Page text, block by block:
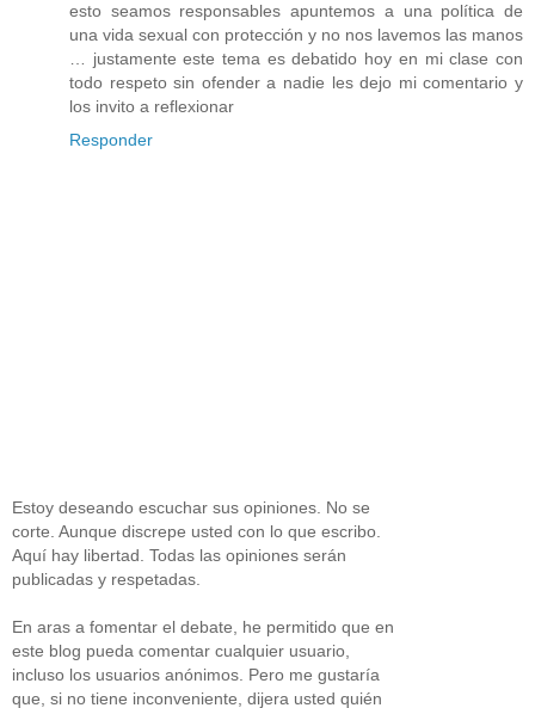
esto seamos responsables apuntemos a una política de
una vida sexual con protección y no nos lavemos las manos
… justamente este tema es debatido hoy en mi clase con
todo respeto sin ofender a nadie les dejo mi comentario y
los invito a reflexionar
Responder
Estoy deseando escuchar sus opiniones. No se
corte. Aunque discrepe usted con lo que escribo.
Aquí hay libertad. Todas las opiniones serán
publicadas y respetadas.
En aras a fomentar el debate, he permitido que en
este blog pueda comentar cualquier usuario,
incluso los usuarios anónimos. Pero me gustaría
que, si no tiene inconveniente, dijera usted quién